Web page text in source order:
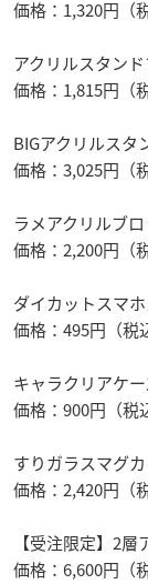
価格：1,320円（
アクリルスタンド
価格：1,815円（
BIGアクリルスタ
価格：3,025円（
ラメアクリルブロ
価格：2,200円（
ダイカットスマ
価格：495円（税
キャラクリアケー
価格：900円（税
すりガラスマグカ
価格：2,420円（
【受注限定】2層
価格：6,600円（